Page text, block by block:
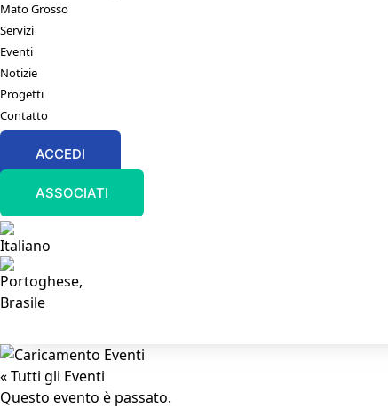
Mato Grosso
Servizi
Eventi
Notizie
Progetti
Contatto
ACCEDI
ASSOCIATI
« Tutti gli Eventi
Questo evento è passato.